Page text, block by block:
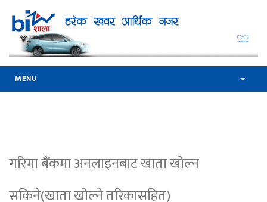
MENU
गरिमा बैंकमा अनलाइनबाट खाता खोल्न
सकिने(खाता खोल्ने तरिकासहित)